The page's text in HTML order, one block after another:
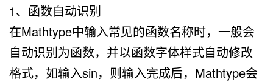
1、函数自动识别
在Mathtype中输入常见的函数名称时，一般会
自动识别为函数，并以函数字体样式自动修改
格式，如输入sin，则输入完成后，Mathtype会